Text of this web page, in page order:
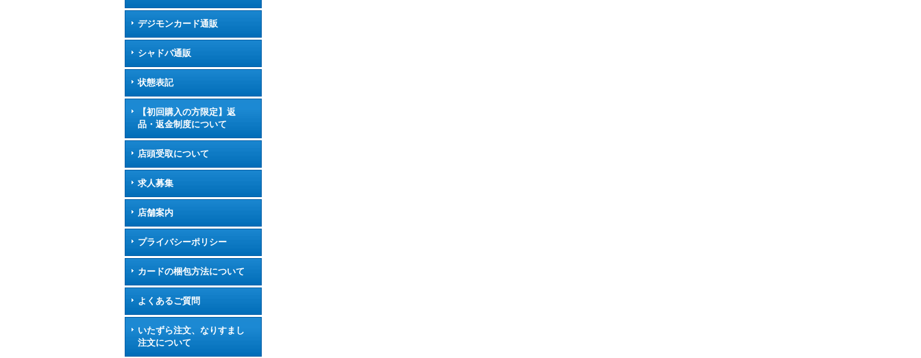
デジモンカード通販
シャドバ通販
状態表記
【初回購入の方限定】返
品・返金制度について
店頭受取について
求人募集
店舗案内
プライバシーポリシー
カードの梱包方法について
よくあるご質問
いたずら注文、なりすまし
注文について